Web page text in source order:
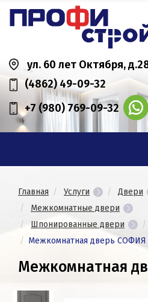
ул. 60 лет Октября,
(4862) 49-09-32
+7 (980) 769-09-32
Главная Услуги
Двери
Межкомнатные двери
Шпонированные двери
Межкомнатная дверь СОФИЯ
Межкомнатная